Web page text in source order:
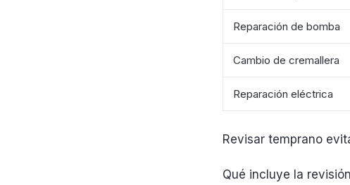
Reparación de bomba
Cambio de cremallera
Reparación eléctrica
Revisar temprano
Qué incluye la